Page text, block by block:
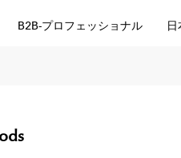
B2B-プロフェッショナル